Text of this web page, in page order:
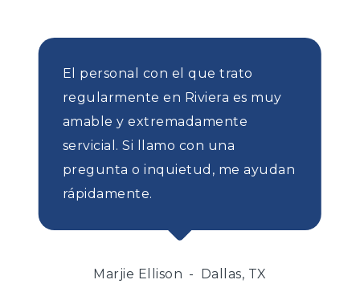
El personal con el que trato
regularmente en Riviera es muy
amable y extremadamente
servicial. Si llamo con una
pregunta o inquietud, me ayudan
rápidamente.
Marjie Ellison Dallas, TX